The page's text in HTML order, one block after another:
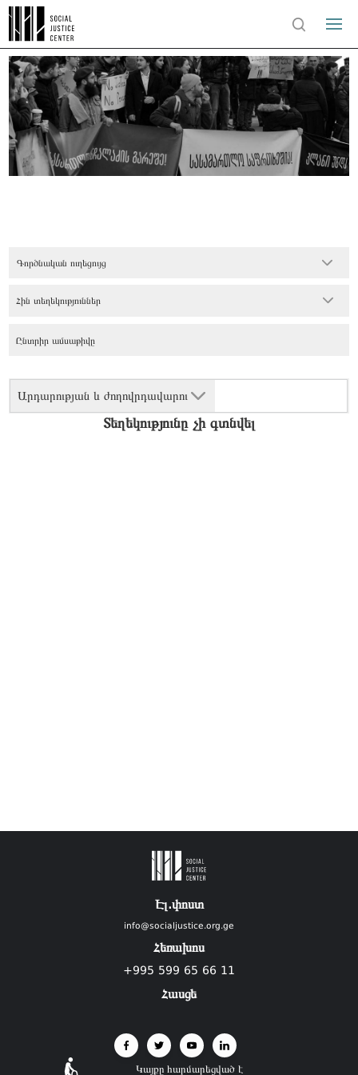
Գործնական ուղեցույց
Արդարության և ժողովրդավարու
Հին տեղեկություններ
Տեղեկությունը չի գտնվել
Էլ.փոստ
info@socialjustice.org.ge
Հեռախոս
+995 599 65 66 11
Հասցե
Կայքը հարմարեցված է